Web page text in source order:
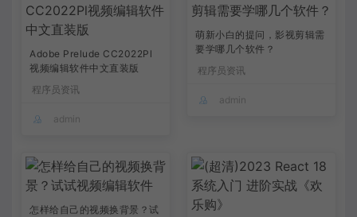
Adobe Prelude CC2022Pl
视频编辑软件中文直装版
程序员资讯
admin
萌新小白的提问，影视剪辑需
要学哪几个软件？
程序员资讯
admin
怎样给自己的视频换背景？试